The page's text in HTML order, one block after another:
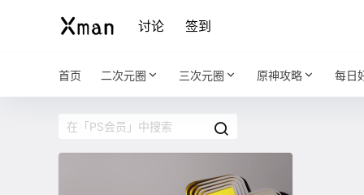
讨论 签到
首页 二次元圈 三次元圈 原神攻略 每日